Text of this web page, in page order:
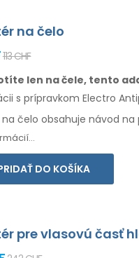
na čelo
113 CHF
len na čele, tento
s prípravkom Electro
čelo obsahuje návod na
DO KOŠÍKA
pre vlasovú časť